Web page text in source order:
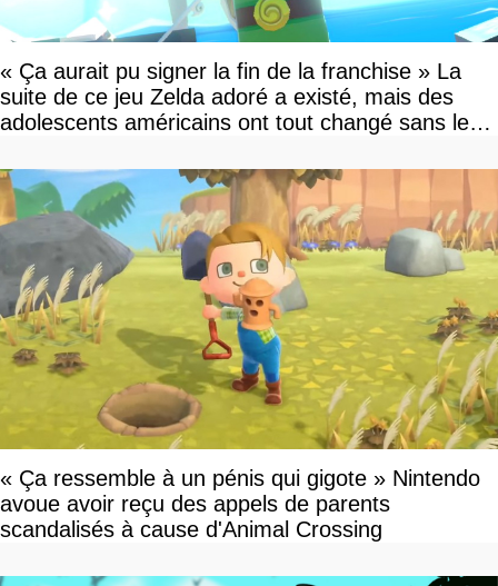
« Ça aurait pu signer la fin de la franchise » La
suite de ce jeu Zelda adoré a existé, mais des
adolescents américains ont tout changé sans le
« Ça ressemble à un pénis qui gigote » Nintendo
avoue avoir reçu des appels de parents
scandalisés à cause d'Animal Crossing